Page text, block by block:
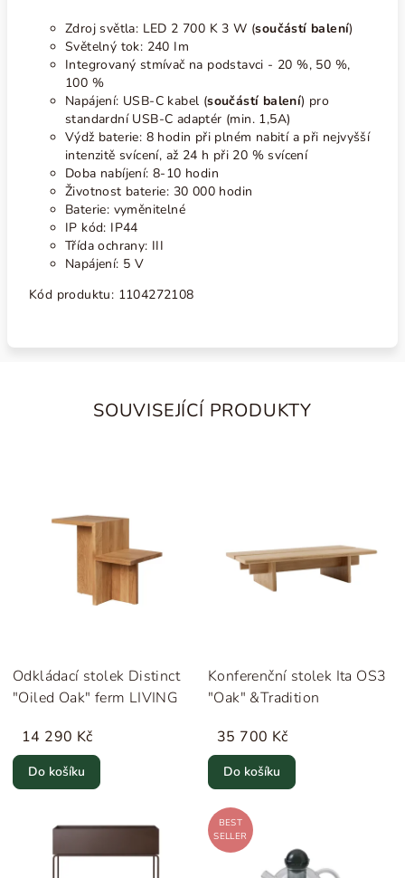
Zdroj světla: LED 2 700 K 3 W (součástí balení)
Světelný tok: 240 Im
Integrovaný stmívač na podstavci - 20 %, 50 %,
100 %
Napájení: USB-C kabel (součástí balení) pro
standardní USB-C adaptér (min. 1,5A)
Výdž baterie: 8 hodin při plném nabití a při nejvyšší
intenzitě svícení, až 24 h při 20 % svícení
Doba nabíjení: 8-10 hodin
Životnost baterie: 30 000 hodin
Baterie: vyměnitelné
IP kód: IP44
Třída ochrany: III
Napájení: 5 V
Kód produktu: 1104272108
SOUVISEJÍCÍ PRODUKTY
Odkládací stolek Distinct
"Oiled Oak" ferm LIVING
14 290 Kč
Do košíku
Konferenční stolek Ita OS3
"Oak" &Tradition
35 700 Kč
Do košíku
BEST
SELLER